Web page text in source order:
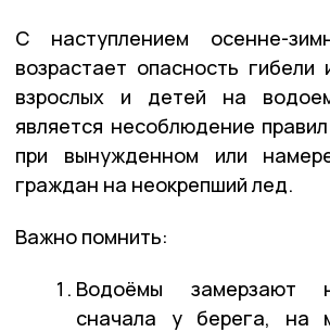
С наступлением осенне-
возрастает опасность гибели
взрослых и детей на
является несоблюдение
при вынужденном или
граждан на неокрепший лед.
Важно помнить:
Водоёмы замерзают
сначала у берега, на